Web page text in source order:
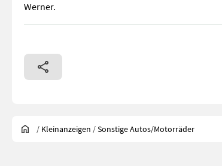
Werner.
/ Kleinanzeigen /Sonstige Autos/Motorräder